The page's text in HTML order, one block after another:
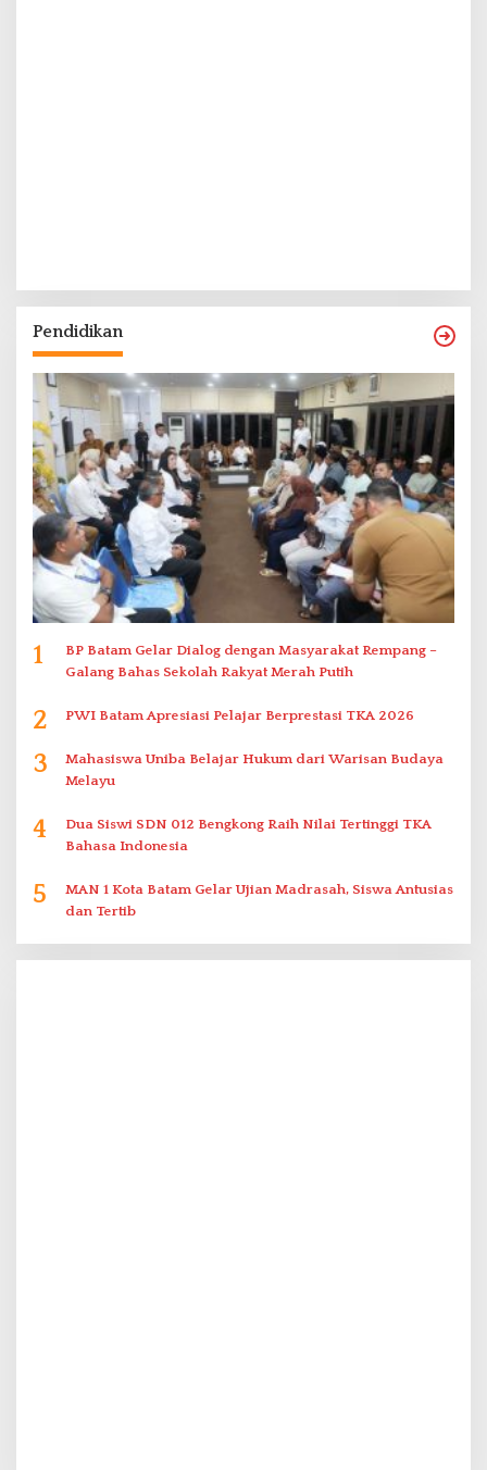
Pendidikan
1
BP Batam Gelar Dialog dengan Masyarakat Rempang –
Galang Bahas Sekolah Rakyat Merah Putih
2 PWI Batam Apresiasi Pelajar Berprestasi TKA 2026
3
Mahasiswa Uniba Belajar Hukum dari Warisan Budaya
Melayu
4
Dua Siswi SDN 012 Bengkong Raih Nilai Tertinggi TKA
Bahasa Indonesia
5
MAN 1 Kota Batam Gelar Ujian Madrasah, Siswa Antusias
dan Tertib